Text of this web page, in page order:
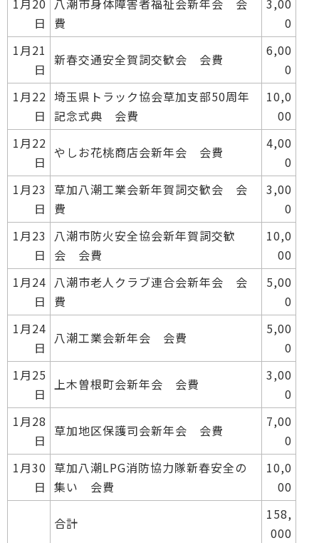
1月20
日
八潮市身体障害者福祉会新年会 会
費
3,00
0
1月21
日
新春交通安全賀詞交歓会 会費
6,00
0
1月22
日
埼玉県トラック協会草加支部50周年
記念式典 会費
10,0
00
1月22
日
やしお花桃商店会新年会 会費
4,00
0
1月23
日
草加八潮工業会新年賀詞交歓会 会
費
3,00
0
1月23
日
八潮市防火安全協会新年賀詞交歓
会 会費
10,0
00
1月24
日
八潮市老人クラブ連合会新年会 会
費
5,00
0
1月24
日
八潮工業会新年会 会費
5,00
0
1月25
日
上木曽根町会新年会 会費
3,00
0
1月28
日
草加地区保護司会新年会 会費
7,00
0
1月30
日
草加八潮LPG消防協力隊新春安全の
集い 会費
10,0
00
合計
158,
000